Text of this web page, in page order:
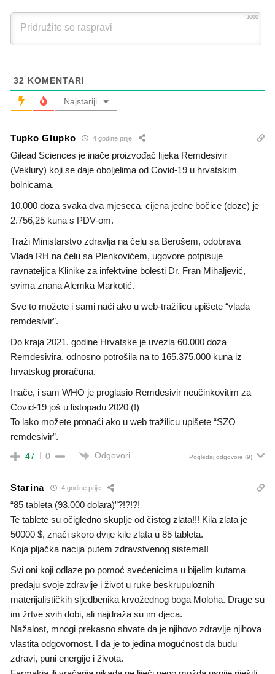
3000
32 KOMENTARI
Najstariji
Tupko Glupko 4 godine prije
Gilead Sciences je inače proizvođač lijeka Remdesivir
(Veklury) koji se daje oboljelima od Covid-19 u hrvatskim
bolnicama.
10.000 doza svaka dva mjeseca, cijena jedne bočice (doze) je
2.756,25 kuna s PDV-om.
Traži Ministarstvo zdravlja na čelu sa Berošem, odobrava
Vlada RH na čelu sa Plenkovićem, ugovore potpisuje
ravnateljica Klinike za infektvine bolesti Dr. Fran Mihaljević,
svima znana Alemka Markotić.
Sve to možete i sami naći ako u web-tražilicu upišete “vlada
remdesivir”.
Do kraja 2021. godine Hrvatske je uvezla 60.000 doza
Remdesivira, odnosno potrošila na to 165.375.000 kuna iz
hrvatskog proračuna.
Inače, i sam WHO je proglasio Remdesivir neučinkovitim za
Covid-19 još u listopadu 2020 (!)
To lako možete pronaći ako u web tražilicu upišete “SZO
remdesivir”.
47 0 Odgovori Pogledaj odgovore (9)
Starina 4 godine prije
“85 tableta (93.000 dolara)”?!?!?!
Te tablete su očigledno skuplje od čistog zlata!!! Kila zlata je
50000 $, znači skoro dvije kile zlata u 85 tableta.
Koja pljačka nacija putem zdravstvenog sistema!!
Svi oni koji odlaze po pomoć svećenicima u bijelim kutama
predaju svoje zdravlje i život u ruke beskrupuloznih
materijalističkih sljedbenika krvožednog boga Moloha. Drage su
im žrtve svih dobi, ali najdraža su im djeca.
Nažalost, mnogi prekasno shvate da je njihovo zdravlje njihova
vlastita odgovornost. I da je to jedina mogućnost da budu
zdravi, puni energije i života.